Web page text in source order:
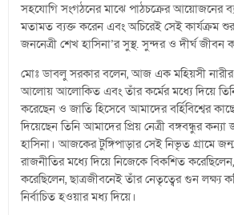
সহযোগি সংগঠনের মাঝে পাঠচক্রের আয়োজনের
মতামত ব্যক্ত করেন এবং অচিরেই সেই কার্যক্রম
জননেত্রী শেখ হাসিনা’র সুস্থ. সুন্দর ও দীর্ঘ জীবন
মোঃ ডাবলু সরকার বলেন, আজ এক মহিয়সী নারীর
আলোয় আলোকিত এবং তাঁর কর্মের মধ্যে দিয়ে
করেছেন ও জাতি হিসেবে আমাদের বর্হিবিশ্বের
দিয়েছেন তিনি আমাদের প্রিয় নেত্রী বঙ্গবন্ধুর
হাসিনা। আজকের টুঙ্গিপাড়ার সেই নিভৃত গ্রামে
রাজনীতির মধ্যে দিয়ে নিজেকে বিকশিত করেছিলেন,
করেছিলেন, ছাত্রজীবনেই তাঁর নেতৃত্বের গুন লক্ষ্য
নির্বাচিত হওয়ার মধ্য দিয়ে।